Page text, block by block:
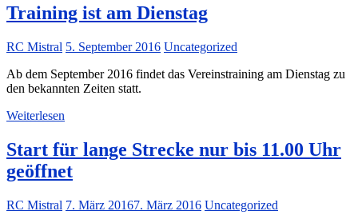
Training ist am Dienstag
RC Mistral 5. September 2016 Uncategorized
Ab dem September 2016 findet das Vereinstraining am Dienstag zu
den bekannten Zeiten statt.
Weiterlesen
Start für lange Strecke nur bis 11.00 Uhr
geöffnet
RC Mistral 7. März 20167. März 2016 Uncategorized